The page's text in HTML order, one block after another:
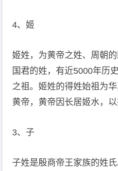
4、姬
姬姓，为黄帝之姓、周朝
国君的姓，有近5000年历
之祖。姬姓的得姓始祖为
黄帝，黄帝因长居姬水，以
3、子
子姓是殷商帝王家族的姓